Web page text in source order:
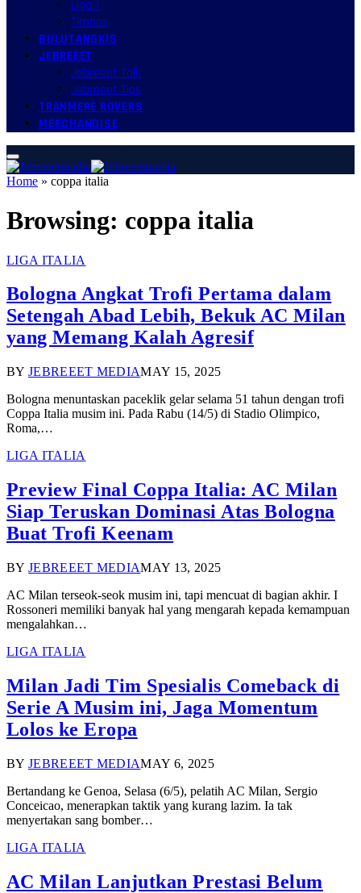
Liga 1
Timnas
BULUTANGKIS
JEBREEET
Jebreeet Talk
Jebreeet Tips
TRANMERE ROVERS
MERCHANDISE
Home » coppa italia
Browsing: coppa italia
LIGA ITALIA
Bologna Angkat Trofi Pertama dalam
Setengah Abad Lebih, Bekuk AC Milan
yang Memang Kalah Agresif
BY JEBREEET MEDIAMAY 15, 2025
Bologna menuntaskan paceklik gelar selama 51 tahun dengan trofi
Coppa Italia musim ini. Pada Rabu (14/5) di Stadio Olimpico,
Roma,…
LIGA ITALIA
Preview Final Coppa Italia: AC Milan
Siap Teruskan Dominasi Atas Bologna
Buat Trofi Keenam
BY JEBREEET MEDIAMAY 13, 2025
AC Milan terseok-seok musim ini, tapi mencuat di bagian akhir. I
Rossoneri memiliki banyak hal yang mengarah kepada kemampuan
mengalahkan…
LIGA ITALIA
Milan Jadi Tim Spesialis Comeback di
Serie A Musim ini, Jaga Momentum
Lolos ke Eropa
BY JEBREEET MEDIAMAY 6, 2025
Bertandang ke Genoa, Selasa (6/5), pelatih AC Milan, Sergio
Conceicao, menerapkan taktik yang kurang lazim. Ia tak
menyertakan sang bomber…
LIGA ITALIA
AC Milan Lanjutkan Prestasi Belum